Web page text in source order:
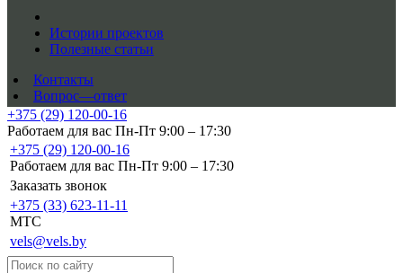
Истории проектов
Полезные статьи
Контакты
Вопрос—ответ
+375 (29) 120-00-16
Работаем для вас Пн-Пт 9:00 – 17:30
+375 (29) 120-00-16
Работаем для вас Пн-Пт 9:00 – 17:30
Заказать звонок
+375 (33) 623-11-11
MTC
vels@vels.by